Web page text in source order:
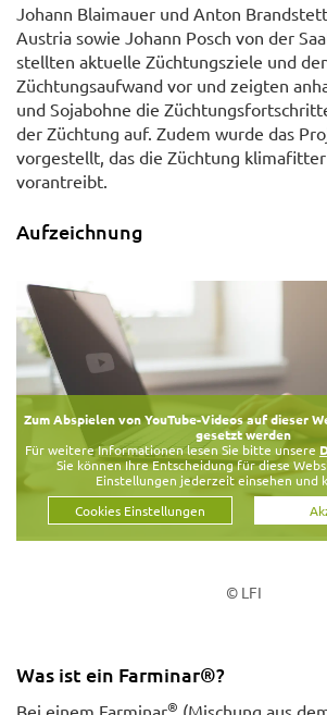
Johann Blaimauer und Anton
Austria sowie Johann Posch von der
stellten aktuelle Züchtungsziele und
Züchtungsaufwand vor und zeigten
und Sojabohne die
der Züchtung auf. Zudem wurde das
vorgestellt, das die Züchtung
vorantreibt.
Aufzeichnung
Zum Abspielen von YouTube-Videos auf dieser
gesetzt werden
Für weitere Informationen lesen Sie bitte unsere
Sie können Ihre Entscheidung für diese
Einstellungen jederzeit einsehen und
Cookies Einstellungen
© LFI
Was ist ein Farminar®?
®